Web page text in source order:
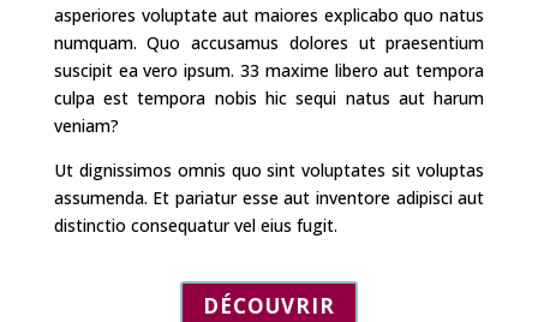
asperiores voluptate aut maiores explicabo quo natus
numquam. Quo accusamus dolores ut praesentium
suscipit ea vero ipsum. 33 maxime libero aut tempora
culpa est tempora nobis hic sequi natus aut harum
veniam?
Ut dignissimos omnis quo sint voluptates sit voluptas
assumenda. Et pariatur esse aut inventore adipisci aut
distinctio consequatur vel eius fugit.
DÉCOUVRIR